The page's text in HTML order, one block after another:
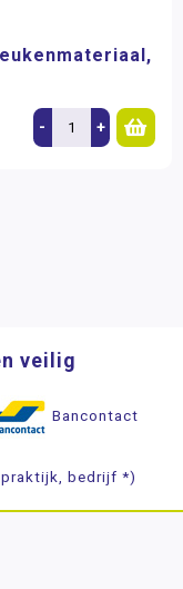
- +
veilig
Bancontact
praktijk, bedrijf *)